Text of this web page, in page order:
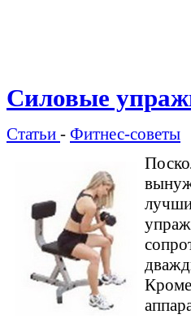
Силовые
Статьи - Фитнес-советы